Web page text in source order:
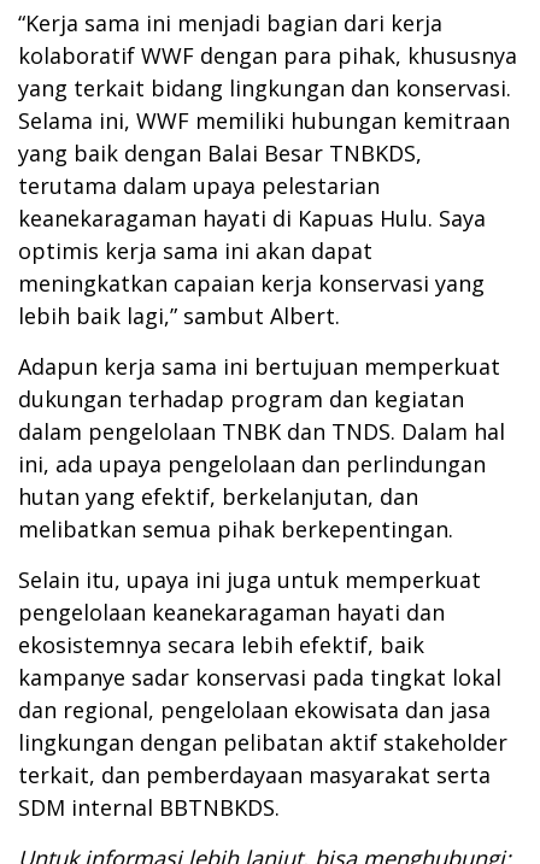
“Kerja sama ini menjadi bagian dari kerja
kolaboratif WWF dengan para pihak, khususnya
yang terkait bidang lingkungan dan konservasi.
Selama ini, WWF memiliki hubungan kemitraan
yang baik dengan Balai Besar TNBKDS,
terutama dalam upaya pelestarian
keanekaragaman hayati di Kapuas Hulu. Saya
optimis kerja sama ini akan dapat
meningkatkan capaian kerja konservasi yang
lebih baik lagi,” sambut Albert.
Adapun kerja sama ini bertujuan memperkuat
dukungan terhadap program dan kegiatan
dalam pengelolaan TNBK dan TNDS. Dalam hal
ini, ada upaya pengelolaan dan perlindungan
hutan yang efektif, berkelanjutan, dan
melibatkan semua pihak berkepentingan.
Selain itu, upaya ini juga untuk memperkuat
pengelolaan keanekaragaman hayati dan
ekosistemnya secara lebih efektif, baik
kampanye sadar konservasi pada tingkat lokal
dan regional, pengelolaan ekowisata dan jasa
lingkungan dengan pelibatan aktif stakeholder
terkait, dan pemberdayaan masyarakat serta
SDM internal BBTNBKDS.
Untuk informasi lebih lanjut, bisa menghubungi: